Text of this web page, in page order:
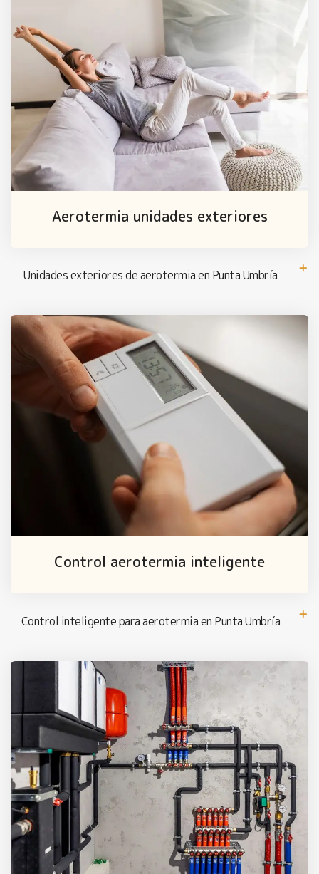
Aerotermia unidades exteriores
Unidades exteriores de aerotermia en Punta Umbría
Control aerotermia inteligente
Control inteligente para aerotermia en Punta Umbría